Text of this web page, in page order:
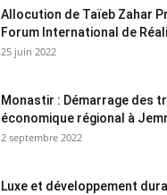
Allocution de Taïeb Zahar
Forum International de
25 juin 2022
Monastir : Démarrage des
économique régional à
2 septembre 2022
Luxe et développement